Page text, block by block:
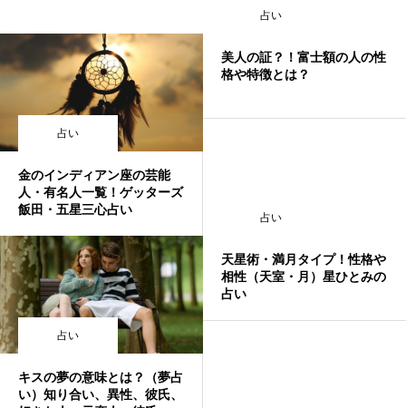
占い
金のインディアン座の芸能
人・有名人一覧！ゲッターズ
飯田・五星三心占い
占い
美人の証？！富士額の人の性
格や特徴とは？
占い
キスの夢の意味とは？（夢占
い）知り合い、異性、彼氏、
占い
天星術・満月タイプ！性格や
相性（天室・月）星ひとみの
占い
誕生日ランキング 金運神社